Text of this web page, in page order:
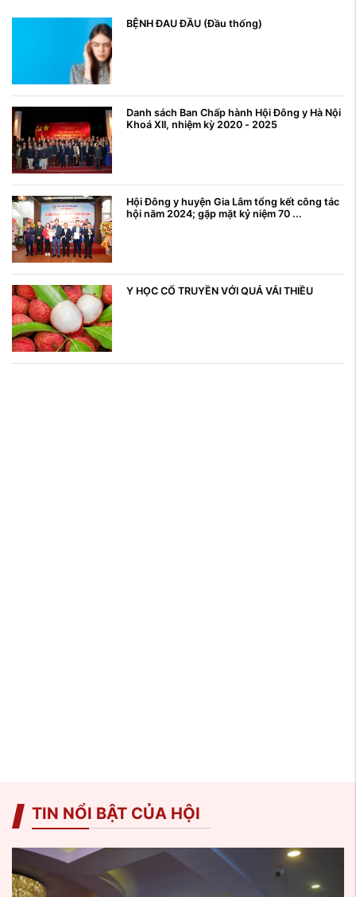
BỆNH ĐAU ĐẦU (Đầu thống)
Danh sách Ban Chấp hành Hội Đông y Hà Nội
Khoá XII, nhiệm kỳ 2020 - 2025
Hội Đông y huyện Gia Lâm tổng kết công tác
hội năm 2024; gặp mặt kỷ niệm 70 ...
Y HỌC CỔ TRUYỀN VỚI QUẢ VẢI THIỀU
TIN NỔI BẬT CỦA HỘI